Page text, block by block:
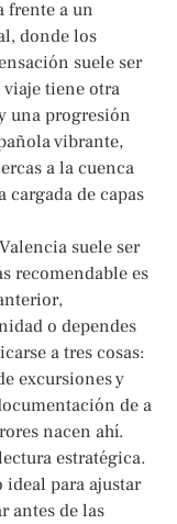
frente a un
donde los
suele ser
viaje tiene otra
una progresión
vibrante,
a la cuenca
de capas
suele ser
recomendable es
o dependes
a tres cosas:
excursiones y
de a
nacen ahí.
estratégica.
ideal para ajustar
antes de las